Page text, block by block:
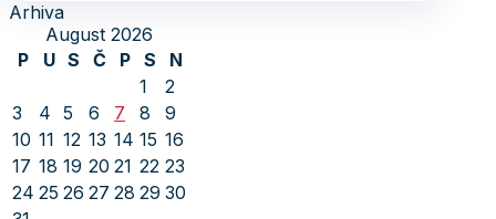
Arhiva
August 2026
P
U S Č P S
N
1
2
3
4 5 6 7 8
9
10 11 12 13 14 15 16
17 18 19 20 21 22 23
24 25 26 27 28 29 30